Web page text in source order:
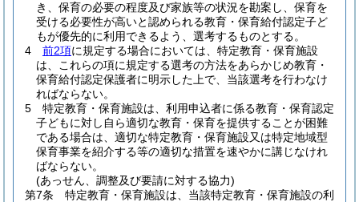
き、保育の必要の程度及び家族等の状況を勘案し、保育を
受ける必要性が高いと認められる教育・保育給付認定子ど
もが優先的に利用できるよう、選考するものとする。
4
前2項に規定する場合においては、特定教育・保育施設
は、これらの項に規定する選考の方法をあらかじめ教育・
保育給付認定保護者に明示した上で、当該選考を行わなけ
ればならない。
5
特定教育・保育施設は、利用申込者に係る教育・保育認定
子どもに対し自ら適切な教育・保育を提供することが困難
である場合は、適切な特定教育・保育施設又は特定地域型
保育事業を紹介する等の適切な措置を速やかに講じなけれ
ばならない。
(あっせん、調整及び要請に対する協力)
第7条
特定教育・保育施設は、当該特定教育・保育施設の利